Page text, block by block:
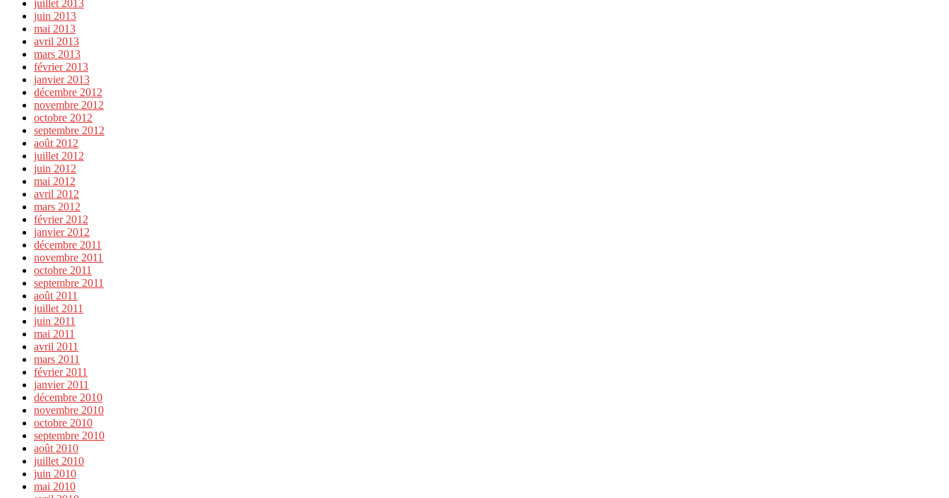
juillet 2013
juin 2013
mai 2013
avril 2013
mars 2013
février 2013
janvier 2013
décembre 2012
novembre 2012
octobre 2012
septembre 2012
août 2012
juillet 2012
juin 2012
mai 2012
avril 2012
mars 2012
février 2012
janvier 2012
décembre 2011
novembre 2011
octobre 2011
septembre 2011
août 2011
juillet 2011
juin 2011
mai 2011
avril 2011
mars 2011
février 2011
janvier 2011
décembre 2010
novembre 2010
octobre 2010
septembre 2010
août 2010
juillet 2010
juin 2010
mai 2010